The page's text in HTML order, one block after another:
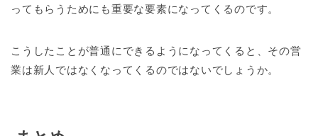
ってもらうためにも重要な要素になってくるのです。
こうしたことが普通にできるようになってくると、その営
業は新人ではなくなってくるのではないでしょうか。